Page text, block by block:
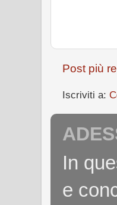
Post più
Iscriviti a:
In
e